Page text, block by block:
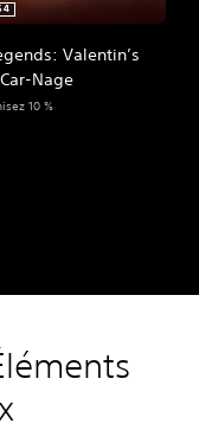
Valentin’s
Nage
10 %